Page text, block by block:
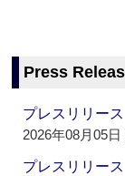
Press
プレスリリー
2026年08月05日
プレスリリー